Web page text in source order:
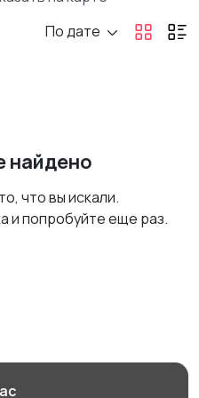
По дате
найдено
что вы искали.
и попробуйте еще раз.